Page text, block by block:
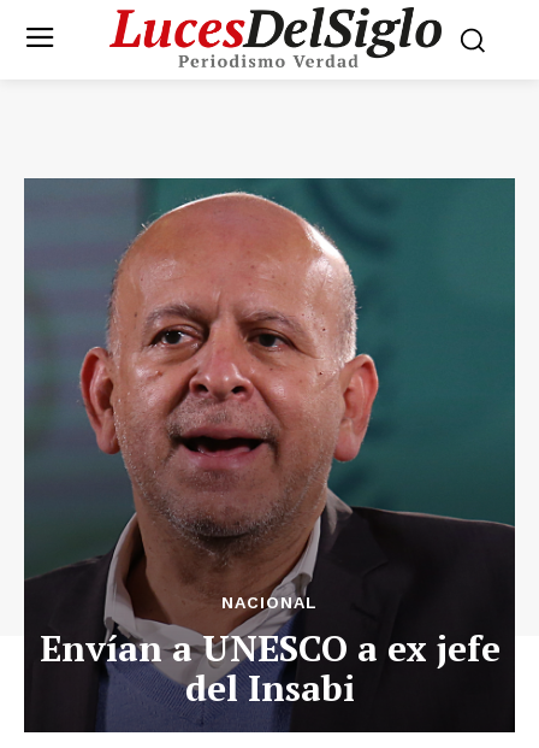
NACIONAL
Envían a UNESCO a ex jefe
del Insabi